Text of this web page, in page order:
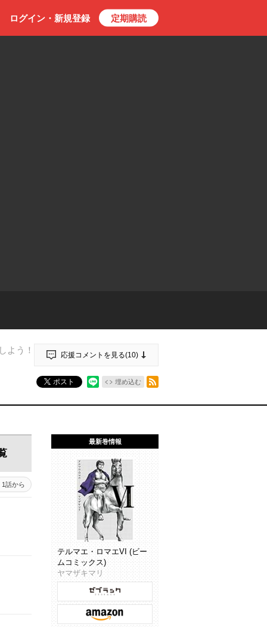
ログイン・ 新規登録 定期購読
よう！ 応援コメントを見る(10)
ポスト 埋め込む
1話から
最新巻情報
テルマエ・ロマエVI (ビー
ムコミックス)
ヤマザキマリ